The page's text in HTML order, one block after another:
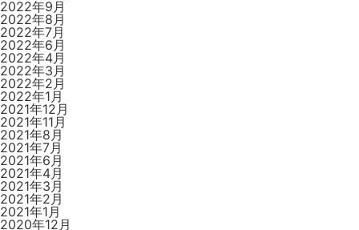
2022年9月
2022年8月
2022年7月
2022年6月
2022年4月
2022年3月
2022年2月
2022年1月
2021年12月
2021年11月
2021年8月
2021年7月
2021年6月
2021年4月
2021年3月
2021年2月
2021年1月
2020年12月